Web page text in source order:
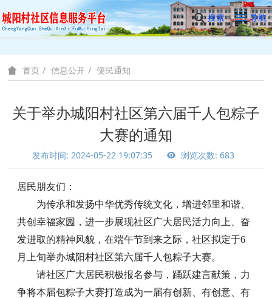
搜索 导航
首页 信息公开 便民通知
关于举办城阳村社区第六届千人包粽子
大赛的通知
发布时间: 2024-05-22 19:07:35 浏览次数: 683
居民朋友们：
为传承和发扬中华优秀传统文化，增进邻里和谐、
共创幸福家园，进一步展现社区广大居民活力向上、奋
发进取的精神风貌，在端午节到来之际，社区拟定于6
月上旬举办城阳村社区第六届千人包粽子大赛。
请社区广大居民积极报名参与，踊跃建言献策，力
争将本届包粽子大赛打造成为一届有创新、有创意、有